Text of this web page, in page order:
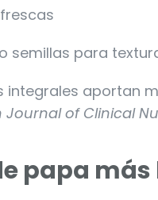
semillas para
integrales aportan
Journal of Clinical
papa